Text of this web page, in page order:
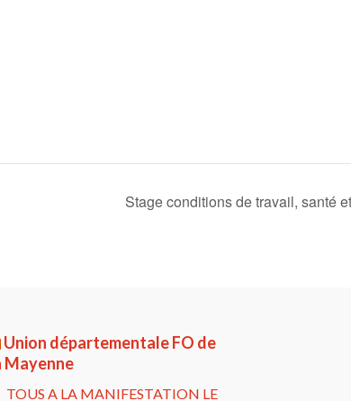
Stage conditions de travail, santé
Union départementale FO de
Mayenne
TOUS A LA MANIFESTATION LE